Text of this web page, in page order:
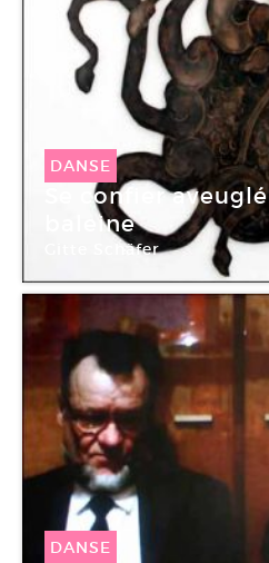
DANSE
Se confier
baleine
Gitte Schäfer
DANSE